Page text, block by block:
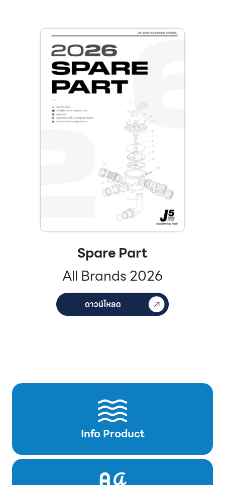
Spare Part
All Brands 2026
Info Product